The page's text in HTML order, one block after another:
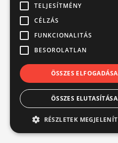
TELJESÍTMÉNY
CÉLZÁS
FUNKCIONALITÁS
BESOROLATLAN
ÖSSZES ELFOGADÁSA
ÖSSZES ELUTASÍTÁSA
RÉSZLETEK